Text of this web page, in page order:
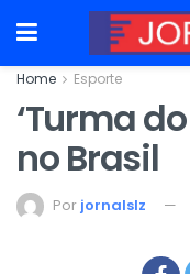
Home Esporte
‘Turma
no Brasil
Por jornalslz